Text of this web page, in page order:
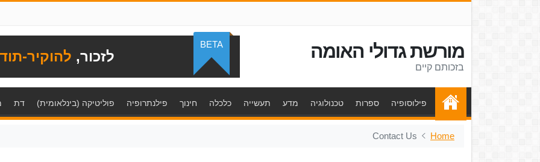
מורשת גדולי האומה
בזכותם קיים
לזכור, להוקיר-
BETA
פילוסופיה ספרות טכנולוגיה מדע תעשייה כלכלה חינוך פילנתרופיה פוליטיקה (בינלאומית) דת
Home
Contact Us